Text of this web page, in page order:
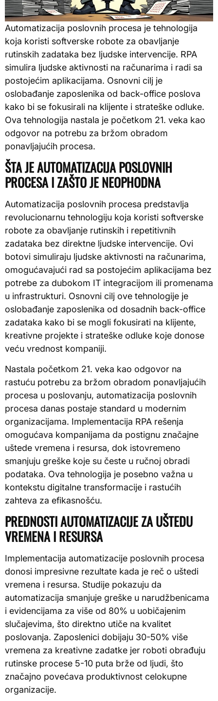
Automatizacija poslovnih procesa je tehnologija
koja koristi softverske robote za obavljanje
rutinskih zadataka bez ljudske intervencije. RPA
simulira ljudske aktivnosti na računarima i radi sa
postojećim aplikacijama. Osnovni cilj je
oslobađanje zaposlenika od back-office poslova
kako bi se fokusirali na klijente i strateške odluke.
Ova tehnologija nastala je početkom 21. veka kao
odgovor na potrebu za bržom obradom
ponavljajućih procesa.
ŠTA JE AUTOMATIZACIJA POSLOVNIH
PROCESA I ZAŠTO JE NEOPHODNA
Automatizacija poslovnih procesa predstavlja
revolucionarnu tehnologiju koja koristi softverske
robote za obavljanje rutinskih i repetitivnih
zadataka bez direktne ljudske intervencije. Ovi
botovi simuliraju ljudske aktivnosti na računarima,
omogućavajući rad sa postojećim aplikacijama bez
potrebe za dubokom IT integracijom ili promenama
u infrastrukturi. Osnovni cilj ove tehnologije je
oslobađanje zaposlenika od dosadnih back-office
zadataka kako bi se mogli fokusirati na klijente,
kreativne projekte i strateške odluke koje donose
veću vrednost kompaniji.
Nastala početkom 21. veka kao odgovor na
rastuću potrebu za bržom obradom ponavljajućih
procesa u poslovanju, automatizacija poslovnih
procesa danas postaje standard u modernim
organizacijama. Implementacija RPA rešenja
omogućava kompanijama da postignu značajne
uštede vremena i resursa, dok istovremeno
smanjuju greške koje su česte u ručnoj obradi
podataka. Ova tehnologija je posebno važna u
kontekstu digitalne transformacije i rastućih
zahteva za efikasnošću.
PREDNOSTI AUTOMATIZACIJE ZA UŠTEDU
VREMENA I RESURSA
Implementacija automatizacije poslovnih procesa
donosi impresivne rezultate kada je reč o uštedi
vremena i resursa. Studije pokazuju da
automatizacija smanjuje greške u narudžbenicama
i evidencijama za više od 80% u uobičajenim
slučajevima, što direktno utiče na kvalitet
poslovanja. Zaposlenici dobijaju 30-50% više
vremena za kreativne zadatke jer roboti obrađuju
rutinske procese 5-10 puta brže od ljudi, što
značajno povećava produktivnost celokupne
organizacije.